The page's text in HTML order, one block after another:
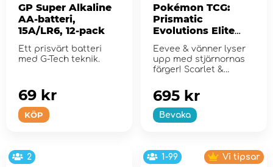
GP Super Alkaline
AA-batteri,
15A/LR6, 12-pack
Ett prisvärt batteri
med G-Tech teknik.
KÖP
69 kr
Pokémon TCG:
Prismatic
Evolutions Elite
Trainer Box
Eevee & vänner lyser
upp med stjärnornas
färger! Scarlet &
Bevaka
695 kr
2 1-99 Vi tipsar